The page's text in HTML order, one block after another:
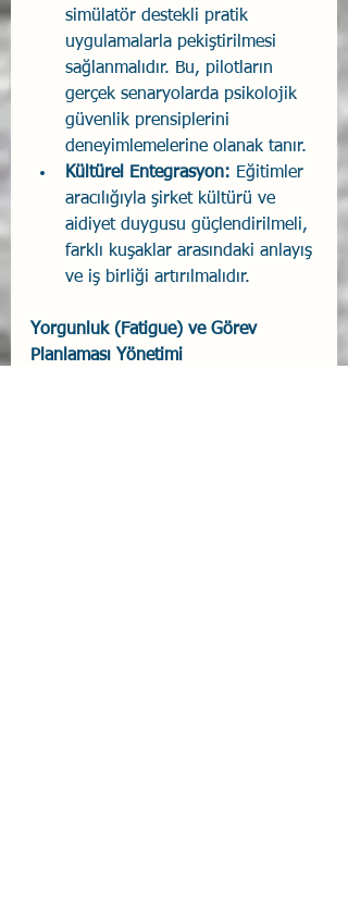
simülatör destekli pratik
uygulamalarla pekiştirilmesi
sağlanmalıdır. Bu, pilotların
gerçek senaryolarda psikolojik
güvenlik prensiplerini
deneyimlemelerine olanak tanır.
Kültürel Entegrasyon: Eğitimler
aracılığıyla şirket kültürü ve
aidiyet duygusu güçlendirilmeli,
farklı kuşaklar arasındaki anlayış
ve iş birliği artırılmalıdır.
Yorgunluk (Fatigue) ve Görev
Planlaması Yönetimi